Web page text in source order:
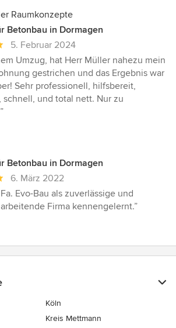
Raumkonzepte
Betonbau in Dormagen
5. Februar 2024
Umzug, hat Herr Müller nahezu mein
gestrichen und das Ergebnis war
Sehr professionell, hilfsbereit,
und total nett. Nur zu
Betonbau in Dormagen
6. März 2022
Evo-Bau als zuverlässige und
Firma kennengelernt.”
Köln
Kreis Mettmann